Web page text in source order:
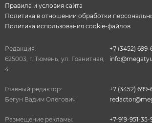
Правила и условия сайта
Политика в отношении обработки
Политика использования cookie-файлов
Редакция:
625003, г. Тюмень, ул. Гранитная,
4.
+7 (3452) 699-
Главный редактор:
Бегун Вадим Олегович
+7 (3452) 699-
Размещение рекламы: +7-919-951-35-